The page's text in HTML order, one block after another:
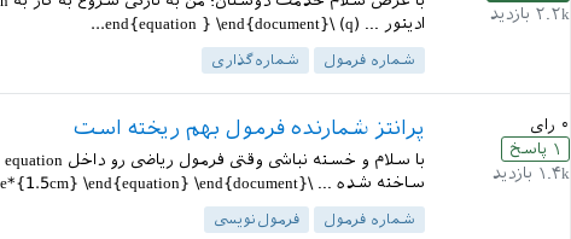
۲.۲k بازدید
ادیتور ... (q) \end{equation } \end{document}...
شماره فرمول شماره‌گذاری
۰ رای
۱ پاسخ
۱.۴k بازدید
پرانتز شمارنده فرمول بهم ریخته است
ساخته شده ... \hspace*{1.5cm} \end{equation} \end{document}...
شماره فرمول فرمول‌نویسی